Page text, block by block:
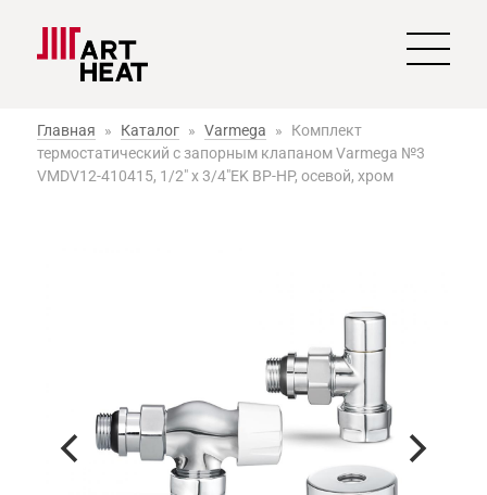
Главная » Каталог » Varmega »
Комплект
термостатический с запорным клапаном Varmega №3
VMDV12-410415, 1/2" x 3/4"EK ВР-НР, осевой, хром